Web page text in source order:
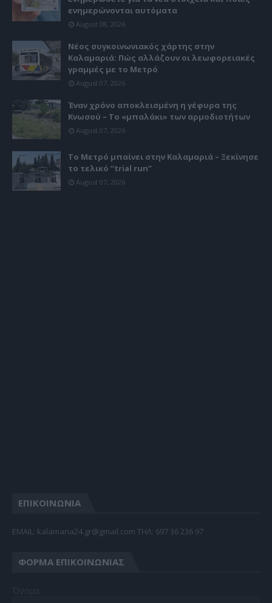
ενημερώνονται αυτόματα
August 08, 2026
Νέος συγκοινωνιακός χάρτης στην
Καλαμαριά: Πώς αλλάζουν οι λεωφορειακές
γραμμές με το Μετρό
August 07, 2026
Έναν χρόνο αποκλεισμένη η γέφυρα της
Κνωσού – Το «μπαλάκι» των αρμοδιοτήτων
August 07, 2026
Το Μετρό μπαίνει στην Καλαμαριά – Ξεκίνησε
το τελικό “trial run”
August 07, 2026
ΕΠΙΚΟΙΝΩΝΙΑ
EMAIL: kalamaria24.gr@gmail.com TΗΛ: 697 36 236 97
ΦΌΡΜΑ ΕΠΙΚΟΙΝΩΝΊΑΣ